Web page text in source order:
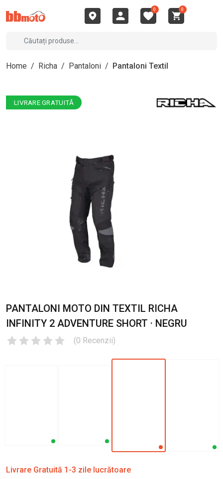
0 0
Home / Richa / Pantaloni / Pantaloni Textil
LIVRARE GRATUITĂ
PANTALONI MOTO DIN TEXTIL RICHA
INFINITY 2 ADVENTURE SHORT · NEGRU
(0 Recenzii)
Livrare Gratuită 1-3 zile lucrătoare